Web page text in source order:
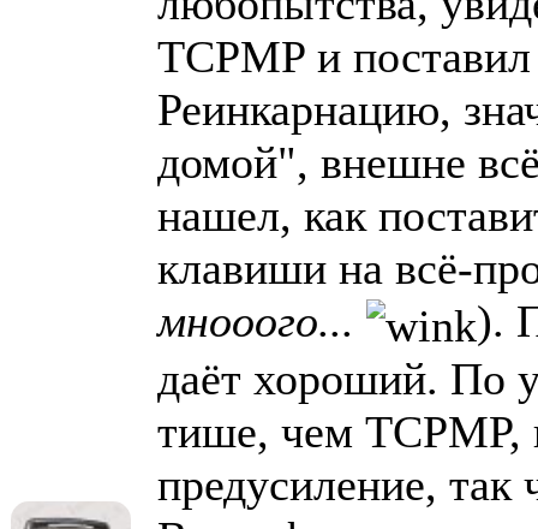
TCPMP и
Реинкарнацию,
домой", внешне
нашел, как
клавиши на всё-
мнооого...
).
даёт хороший. По
тише, чем TCPMP,
предусиление, так